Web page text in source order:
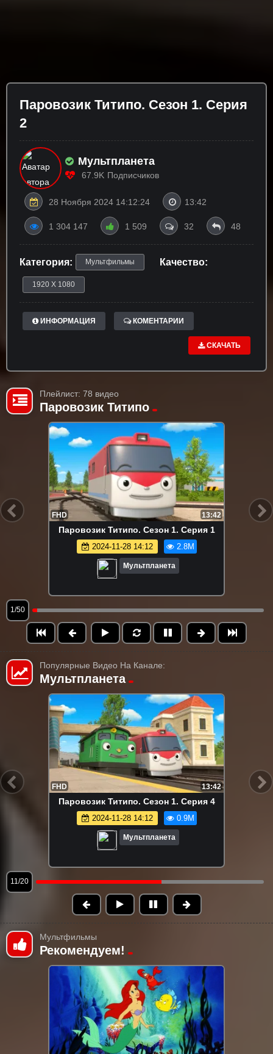
Паровозик Титипо. Сезон 1. Серия
2
Мультпланета
67.9K Подписчиков
28 Ноября 2024 14:12:24 13:42
1 304 147 1 509 32 48
Категория: Мультфильмы Качество:
1920 X 1080
ИНФОРМАЦИЯ КОМЕНТАРИИ
СКАЧАТЬ
Плейлист: 78 видео
Паровозик Титипо
FHD 13:42
Паровозик Титипо. Сезон 1. Серия 1
2024-11-28 14:12 2.8M
Мультпланета
1/50
Популярные Видео На Канале:
Мультпланета
FHD 7:42
Пингвиненок Пороро. Сезон 1. Серия 1
2024-12-17 12:21 0.9M
Мультпланета
12/20
Мультфильмы
Рекомендуем!